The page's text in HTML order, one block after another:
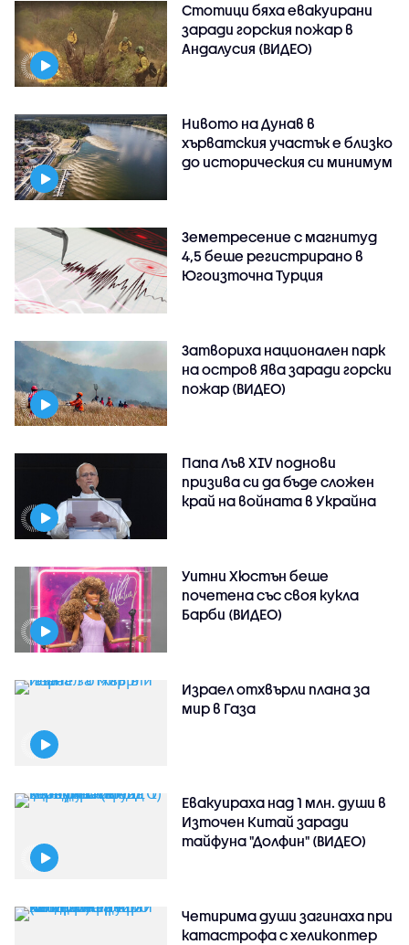
Стотици бяха евакуирани
заради горския пожар в
Андалусия (ВИДЕО)
Нивото на Дунав в
хърватския участък е близко
до историческия си минимум
Земетресение с магнитуд
4,5 беше регистрирано в
Югоизточна Турция
Затвориха национален парк
на остров Ява заради горски
пожар (ВИДЕО)
Папа Лъв XIV поднови
призива си да бъде сложен
край на войната в Украйна
Уитни Хюстън беше
почетена със своя кукла
Барби (ВИДЕО)
Израел отхвърли плана за
мир в Газа
Евакуираха над 1 млн. души в
Източен Китай заради
тайфуна "Долфин" (ВИДЕО)
Четирима души загинаха при
катастрофа с хеликоптер